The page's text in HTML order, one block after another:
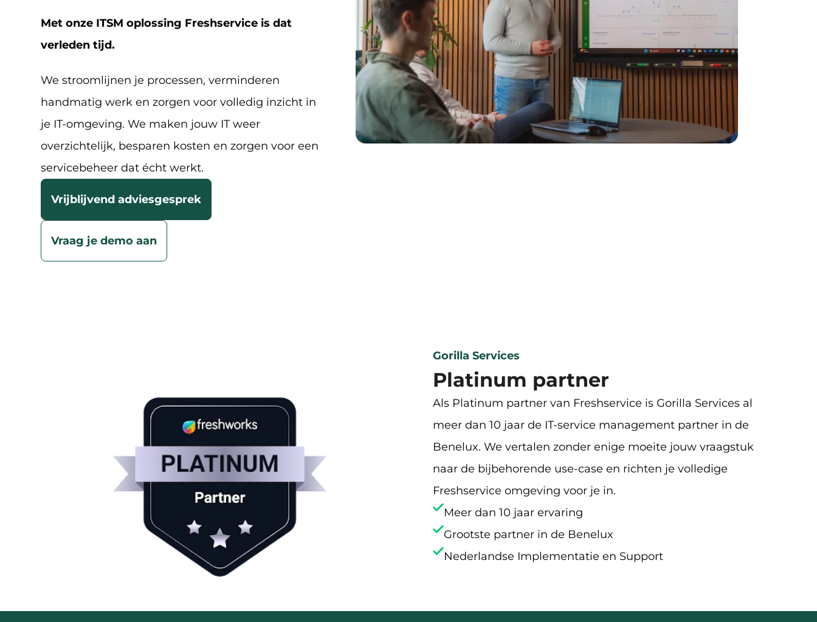
Met onze ITSM oplossing Freshservice is dat
verleden tijd.
We stroomlijnen je processen, verminderen
handmatig werk en zorgen voor volledig inzicht in
je IT-omgeving. We maken jouw IT weer
overzichtelijk, besparen kosten en zorgen voor een
servicebeheer dat écht werkt.
Vrijblijvend adviesgesprek
Vraag je demo aan
Gorilla Services
Platinum partner
Als Platinum partner van Freshservice is Gorilla Services al
meer dan 10 jaar de IT-service management partner in de
Benelux. We vertalen zonder enige moeite jouw vraagstuk
naar de bijbehorende use-case en richten je volledige
Freshservice omgeving voor je in.
Meer dan 10 jaar ervaring
Grootste partner in de Benelux
Nederlandse Implementatie en Support